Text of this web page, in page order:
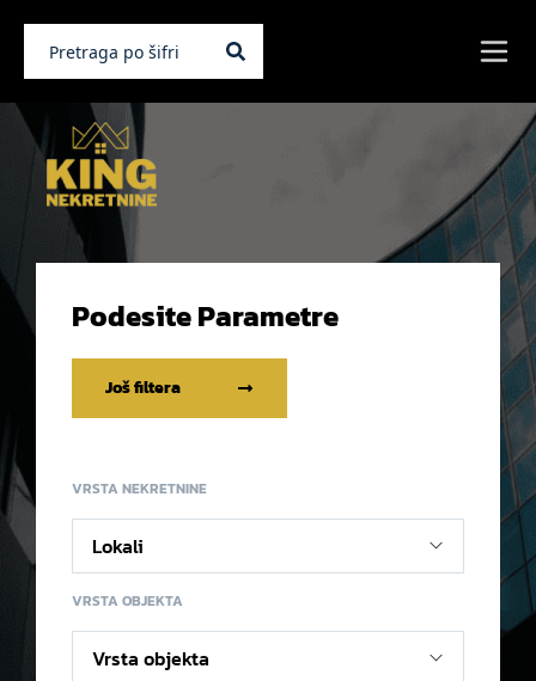
Podesite Parametre
Još filtera
VRSTA NEKRETNINE
VRSTA OBJEKTA